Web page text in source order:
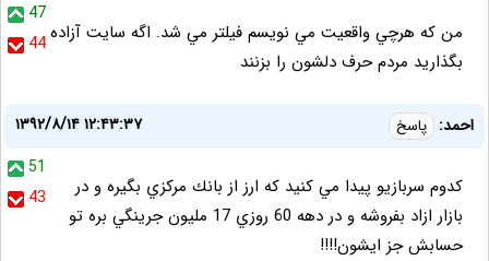
47
44من كه هرچي واقعيت مي نويسم فيلتر مي شد. اگه سايت آزاده
بگذاريد مردم حرف دلشون را بزنند
احمد: پاسخ
۱۳۹۲/۸/۱۴ ۱۲:۴۳:۳۷
51
43
كدوم سربازيو پيدا مي كنيد كه ارز از بانك مركزي بگيره و در
بازار ازاد بفروشه و در دهه 60 روزي 17 مليون جرينگي بره تو
حسابش جز ايشون!!!!